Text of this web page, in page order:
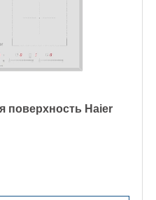
поверхность Haier